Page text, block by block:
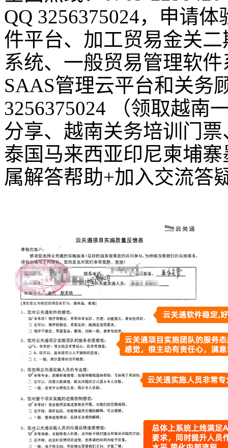
QQ 3256375024，申请
件平台、加工贸易金关
系统、一般贸易管理软
SAAS管理云平台和关务
3256375024 （领取越南
分享、越南关务培训门
泰国马来西亚印尼柬埔
属解答帮助+加入交流答